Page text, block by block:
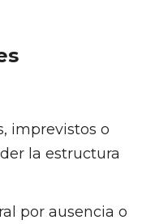
imprevistos o
la estructura
por ausencia o